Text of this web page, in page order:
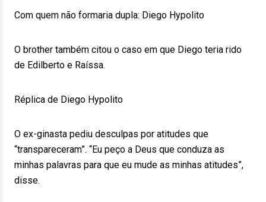
Com quem não formaria dupla: Diego Hypolito
O brother também citou o caso em que Diego teria rido
de Edilberto e Raíssa.
Réplica de Diego Hypolito
O ex-ginasta pediu desculpas por atitudes que
“transpareceram”. “Eu peço a Deus que conduza as
minhas palavras para que eu mude as minhas atitudes”,
disse.